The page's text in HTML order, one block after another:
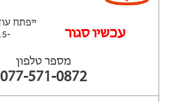
‫עכשיו סגור
-15 דקות
מספר טלפון
077-571-0872